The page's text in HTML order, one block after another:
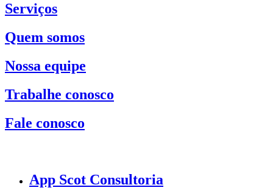
Serviços
Quem somos
Nossa equipe
Trabalhe conosco
Fale conosco
App Scot Consultoria